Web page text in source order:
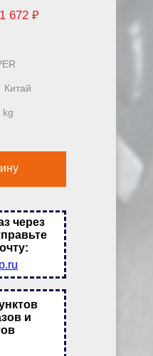
1 672 ₽
Китай
kg
через
и